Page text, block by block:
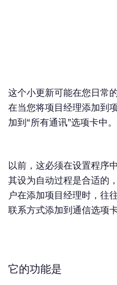
这个小更新可能在您日常
在当您将项目经理添加到
加到“所有通讯”选项卡中。
以前，这必须在设置程序
其设为自动过程是合适的
户在添加项目经理时，往
联系方式添加到通信选项卡
它的功能是